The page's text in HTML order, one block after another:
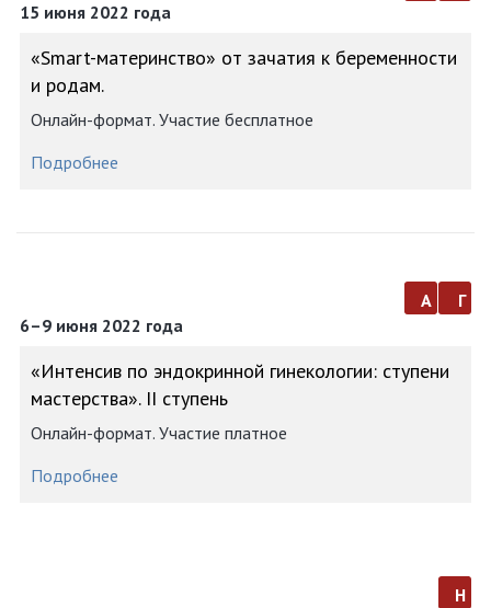
15 июня 2022 года
«Smart-материнство» от зачатия к беременности
и родам.
Онлайн-формат. Участие бесплатное
Подробнее
6–9 июня 2022 года
а г
«Интенсив по эндокринной гинекологии: ступени
мастерства». II ступень
Онлайн-формат. Участие платное
Подробнее
н